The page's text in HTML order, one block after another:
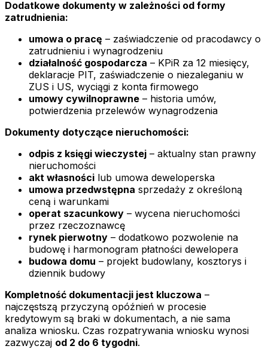
Dodatkowe dokumenty w zależności od formy
zatrudnienia:
umowa o pracę – zaświadczenie od pracodawcy o
zatrudnieniu i wynagrodzeniu
działalność gospodarcza – KPiR za 12 miesięcy,
deklaracje PIT, zaświadczenie o niezaleganiu w
ZUS i US, wyciągi z konta firmowego
umowy cywilnoprawne – historia umów,
potwierdzenia przelewów wynagrodzenia
Dokumenty dotyczące nieruchomości:
odpis z księgi wieczystej – aktualny stan prawny
nieruchomości
akt własności lub umowa deweloperska
umowa przedwstępna sprzedaży z określoną
ceną i warunkami
operat szacunkowy – wycena nieruchomości
przez rzeczoznawcę
rynek pierwotny – dodatkowo pozwolenie na
budowę i harmonogram płatności dewelopera
budowa domu – projekt budowlany, kosztorys i
dziennik budowy
Kompletność dokumentacji jest kluczowa –
najczęstszą przyczyną opóźnień w procesie
kredytowym są braki w dokumentach, a nie sama
analiza wniosku. Czas rozpatrywania wniosku wynosi
zazwyczaj od 2 do 6 tygodni.